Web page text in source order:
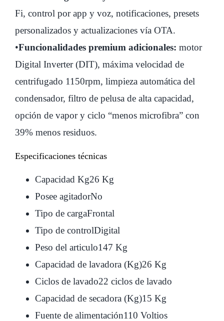
Fi, control por app y voz, notificaciones, presets
personalizados y actualizaciones vía OTA.
•Funcionalidades premium adicionales: motor
Digital Inverter (DIT), máxima velocidad de
centrifugado 1150rpm, limpieza automática del
condensador, filtro de pelusa de alta capacidad,
opción de vapor y ciclo “menos microfibra” con
39% menos residuos.
Especificaciones técnicas
Capacidad Kg26 Kg
Posee agitadorNo
Tipo de cargaFrontal
Tipo de controlDigital
Peso del articulo147 Kg
Capacidad de lavadora (Kg)26 Kg
Ciclos de lavado22 ciclos de lavado
Capacidad de secadora (Kg)15 Kg
Fuente de alimentación110 Voltios